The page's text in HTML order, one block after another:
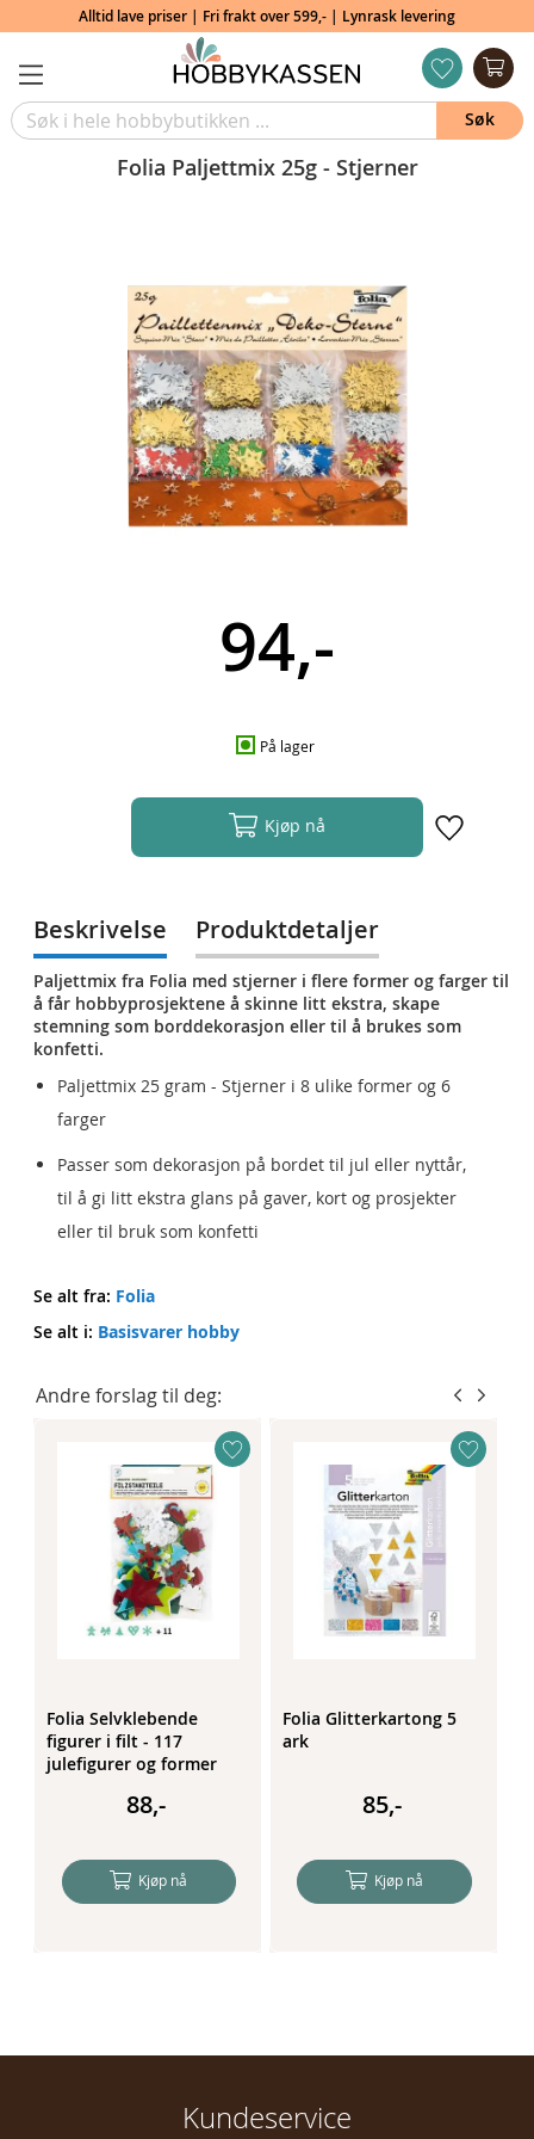
Alltid lave priser | Fri frakt over 599,- | Lynrask levering
Folia Paljettmix 25g - Stjerner
94,-
På lager
Kjøp nå
Beskrivelse
Paljettmix fra Folia med stjerner i flere former og farger til
å får hobbyprosjektene å skinne litt ekstra, skape
stemning som borddekorasjon eller til å brukes som
konfetti.
Paljettmix 25 gram - Stjerner i 8 ulike former og 6
farger
Passer som dekorasjon på bordet til jul eller nyttår,
til å gi litt ekstra glans på gaver, kort og prosjekter
eller til bruk som konfetti
Produktdetaljer
Se alt fra: Folia
Se alt i: Basisvarer hobby
Andre forslag til deg:
Folia Selvklebende
figurer i filt - 117
julefigurer og former
88,-
Kjøp nå
Folia Glitterkartong 5
ark
85,-
Kjøp nå
Kundeservice
Søk
ønskeliste